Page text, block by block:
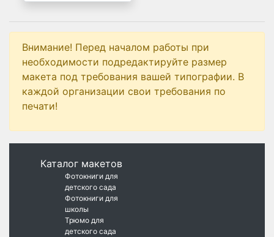
Внимание! Перед началом работы при
необходимости подредактируйте размер
макета под требования вашей типографии. В
каждой организации свои требования по
печати!
Каталог макетов
Фотокниги для
детского сада
Фотокниги для
школы
Трюмо для
детского сада